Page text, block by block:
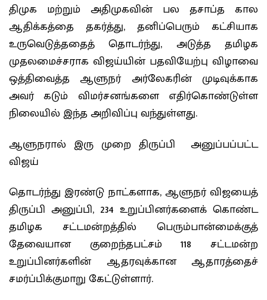
திமுக மற்றும் அதிமுகவின் பல தசாப்த கால
ஆதிக்கத்தை தகர்த்து, தனிப்பெரும் கட்சியாக
உருவெடுத்ததைத் தொடர்ந்து, அடுத்த தமிழக
முதலமைச்சராக விஜய்யின் பதவியேற்பு விழாவை
ஒத்திவைத்த ஆளுநர் அர்லேகரின் முடிவுக்காக
அவர் கடும் விமர்சனங்களை எதிர்கொண்டுள்ள
நிலையில் இந்த அறிவிப்பு வந்துள்ளது.
ஆளுநரால் இரு முறை திருப்பி அனுப்பப்பட்ட
விஜய்
தொடர்ந்து இரண்டு நாட்களாக, ஆளுநர் விஜயைத்
திருப்பி அனுப்பி, 234 உறுப்பினர்களைக் கொண்ட
தமிழக சட்டமன்றத்தில் பெரும்பான்மைக்குத்
தேவையான குறைந்தபட்சம் 118 சட்டமன்ற
உறுப்பினர்களின் ஆதரவுக்கான ஆதாரத்தைச்
சமர்ப்பிக்குமாறு கேட்டுள்ளார்.